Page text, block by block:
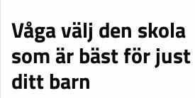
Våga välj den skola
som är bäst för just
ditt barn